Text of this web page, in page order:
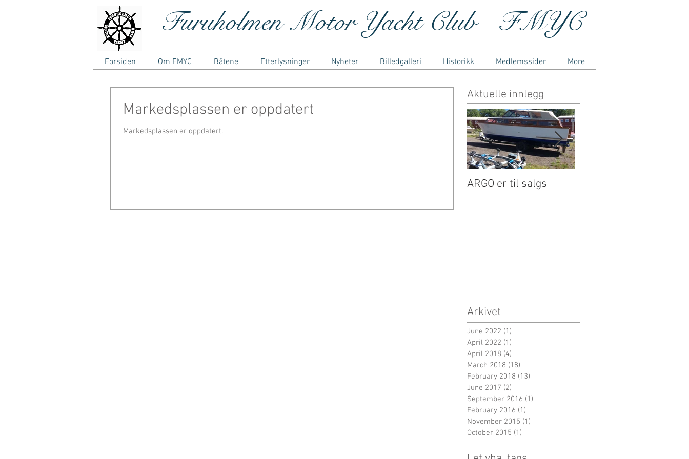
Furuholmen Motor Yacht Club - FMYC
Forsiden Om FMYC Båtene Etterlysninger Nyheter Billedgalleri Historikk Medlemssider More
Markedsplassen er oppdatert
Markedsplassen er oppdatert.
Aktuelle innlegg
ARGO er til salgs
Arkivet
June 2022 (1)
April 2022 (1)
April 2018 (4)
March 2018 (18)
February 2018 (13)
June 2017 (2)
September 2016 (1)
February 2016 (1)
November 2015 (1)
October 2015 (1)